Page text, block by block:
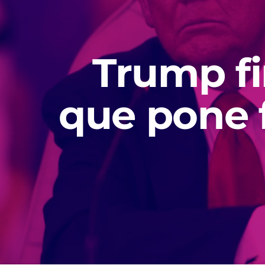
Trump
que pone